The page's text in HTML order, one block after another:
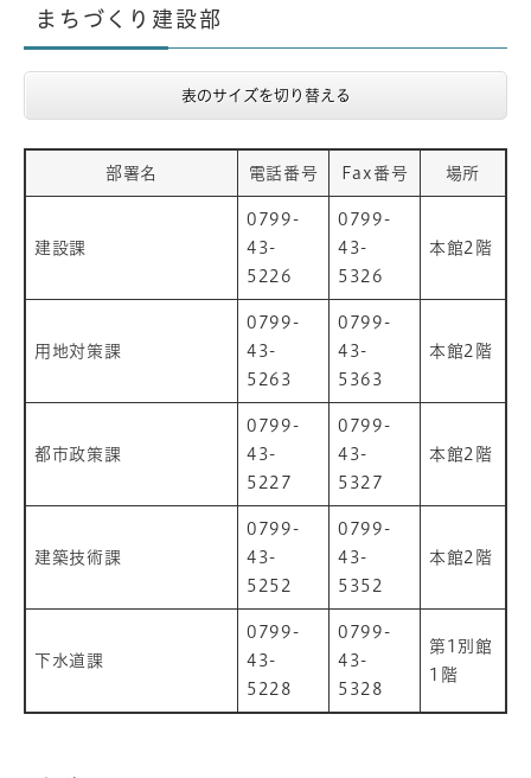
まちづくり建設部
表のサイズを切り替える
部署名 電話番号 Fax番号 場所
建設課
0799-
43-
5226
0799-
43-
5326
本館2階
用地対策課
0799-
43-
5263
0799-
43-
5363
本館2階
都市政策課
0799-
43-
5227
0799-
43-
5327
本館2階
建築技術課
0799-
43-
5252
0799-
43-
5352
本館2階
下水道課
0799-
43-
5228
0799-
43-
5328
第1別館
1階